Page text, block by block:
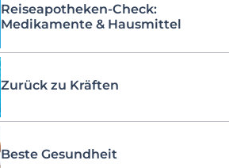
Reiseapotheken-Check:
Medikamente & Hausmittel
Zurück zu Kräften
Beste Gesundheit